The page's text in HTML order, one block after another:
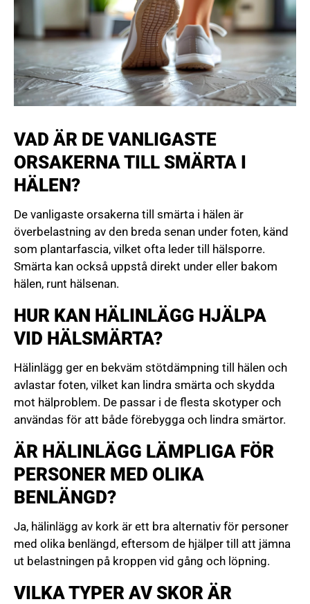
VAD ÄR DE VANLIGASTE
ORSAKERNA TILL SMÄRTA I
HÄLEN?
De vanligaste orsakerna till smärta i hälen är
överbelastning av den breda senan under foten, känd
som plantarfascia, vilket ofta leder till hälsporre.
Smärta kan också uppstå direkt under eller bakom
hälen, runt hälsenan.
HUR KAN HÄLINLÄGG HJÄLPA
VID HÄLSMÄRTA?
Hälinlägg ger en bekväm stötdämpning till hälen och
avlastar foten, vilket kan lindra smärta och skydda
mot hälproblem. De passar i de flesta skotyper och
användas för att både förebygga och lindra smärtor.
ÄR HÄLINLÄGG LÄMPLIGA FÖR
PERSONER MED OLIKA
BENLÄNGD?
Ja, hälinlägg av kork är ett bra alternativ för personer
med olika benlängd, eftersom de hjälper till att jämna
ut belastningen på kroppen vid gång och löpning.
VILKA TYPER AV SKOR ÄR